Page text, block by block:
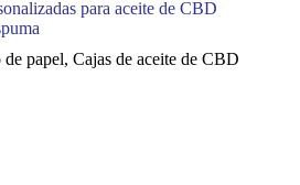
para aceite de CBD
de papel, Cajas de aceite de CBD